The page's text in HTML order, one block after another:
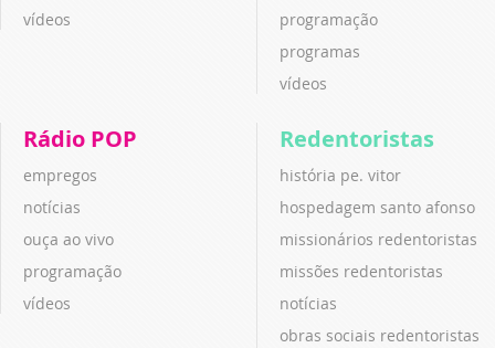
vídeos
programação
programas
vídeos
Rádio POP
empregos
notícias
ouça ao vivo
programação
vídeos
Redentoristas
história pe. vitor
hospedagem santo afonso
missionários redentoristas
missões redentoristas
notícias
obras sociais redentoristas